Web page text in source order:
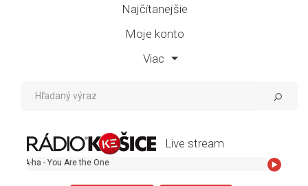
Najčítanejšie
Moje konto
Viac
Live stream
Are the One